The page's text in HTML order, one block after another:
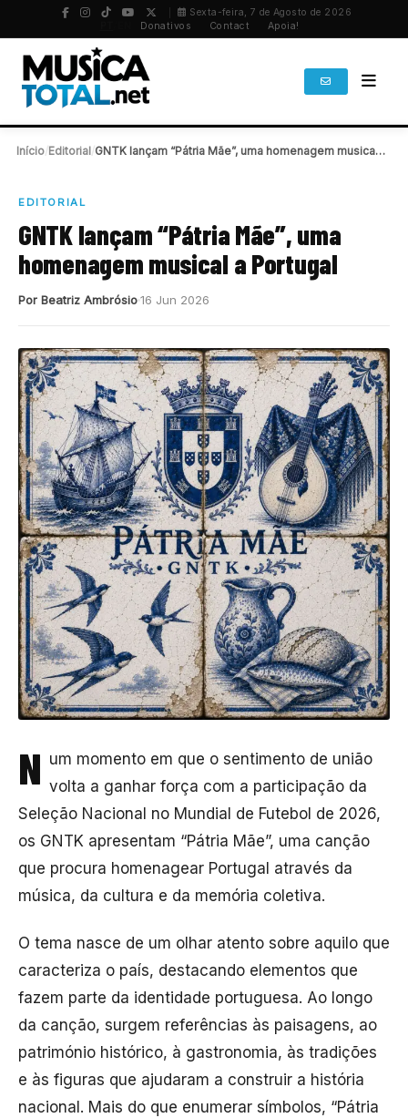
Sexta-feira, 7 de Agosto de 2026
Donativos Contact Apoia!
Início Editorial GNTK lançam “Pátria Mãe”, uma homenagem musical a…
EDITORIAL
GNTK lançam “Pátria Mãe”, uma
homenagem musical a Portugal
Por Beatriz Ambrósio16 Jun 2026
N um momento em que o sentimento de união
volta a ganhar força com a participação da
Seleção Nacional no Mundial de Futebol de 2026,
os GNTK apresentam “Pátria Mãe”, uma canção
que procura homenagear Portugal através da
música, da cultura e da memória coletiva.
O tema nasce de um olhar atento sobre aquilo que
caracteriza o país, destacando elementos que
fazem parte da identidade portuguesa. Ao longo
da canção, surgem referências às paisagens, ao
património histórico, à gastronomia, às tradições
e às figuras que ajudaram a construir a história
nacional. Mais do que enumerar símbolos, “Pátria